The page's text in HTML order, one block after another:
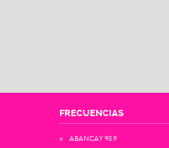
FRECUENCIAS
ABANCAY 93.9